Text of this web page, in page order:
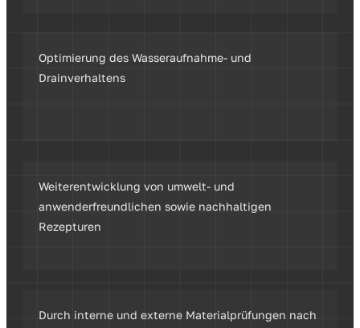
Optimierung des Wasseraufnahme- und
Drainverhaltens
Weiterentwicklung von umwelt- und
anwenderfreundlichen sowie nachhaltigen
Rezepturen
Durch interne und externe Materialprüfungen nach